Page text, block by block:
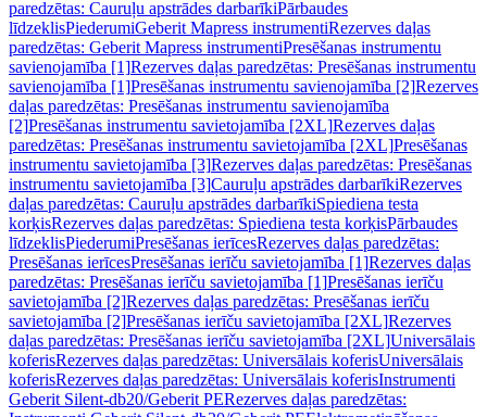
paredzētas: Cauruļu apstrādes darbarīkiPārbaudes
līdzeklisPiederumiGeberit Mapress instrumentiRezerves daļas
paredzētas: Geberit Mapress instrumentiPresēšanas instrumentu
savienojamība [1]Rezerves daļas paredzētas: Presēšanas instrumentu
savienojamība [1]Presēšanas instrumentu savienojamība [2]Rezerves
daļas paredzētas: Presēšanas instrumentu savienojamība
[2]Presēšanas instrumentu savietojamība [2XL]Rezerves daļas
paredzētas: Presēšanas instrumentu savietojamība [2XL]Presēšanas
instrumentu savietojamība [3]Rezerves daļas paredzētas: Presēšanas
instrumentu savietojamība [3]Cauruļu apstrādes darbarīkiRezerves
daļas paredzētas: Cauruļu apstrādes darbarīkiSpiediena testa
korķisRezerves daļas paredzētas: Spiediena testa korķisPārbaudes
līdzeklisPiederumiPresēšanas ierīcesRezerves daļas paredzētas:
Presēšanas ierīcesPresēšanas ierīču savietojamība [1]Rezerves daļas
paredzētas: Presēšanas ierīču savietojamība [1]Presēšanas ierīču
savietojamība [2]Rezerves daļas paredzētas: Presēšanas ierīču
savietojamība [2]Presēšanas ierīču savietojamība [2XL]Rezerves
daļas paredzētas: Presēšanas ierīču savietojamība [2XL]Universālais
koferisRezerves daļas paredzētas: Universālais koferisUniversālais
koferisRezerves daļas paredzētas: Universālais koferisInstrumenti
Geberit Silent-db20/Geberit PERezerves daļas paredzētas: